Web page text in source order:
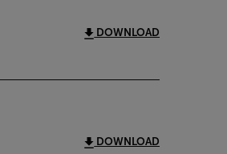
DOWNLOAD
DOWNLOAD